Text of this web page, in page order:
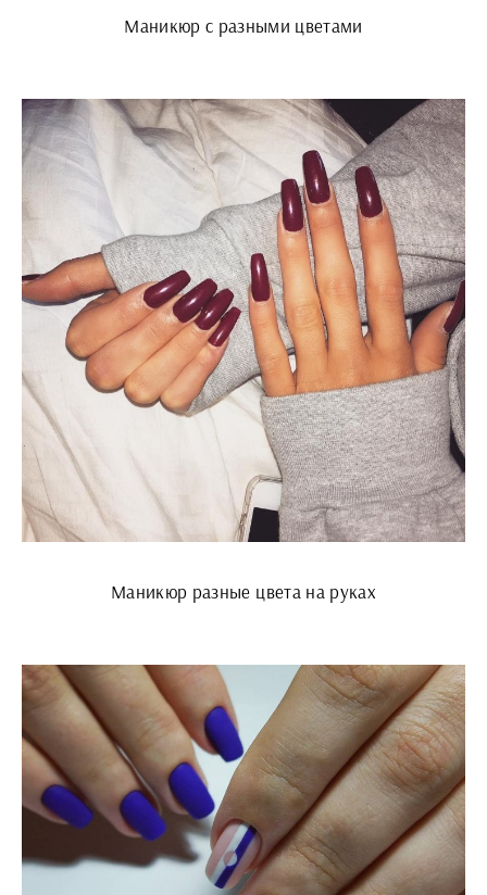
Маникюр с разными цветами
Маникюр разные цвета на руках